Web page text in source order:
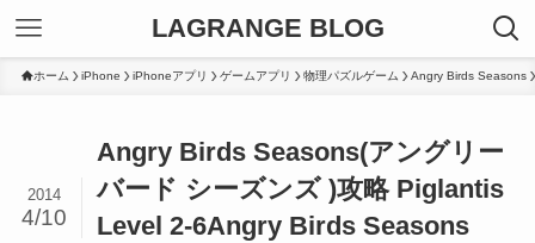
LAGRANGE BLOG
ホーム iPhone iPhoneアプリ ゲームアプリ 物理パズルゲーム Angry Birds Seasons
Angry Birds Seasons(アングリー
バード シーズンズ )攻略 Piglantis
Level 2-6Angry Birds Seasons
2014
4/10